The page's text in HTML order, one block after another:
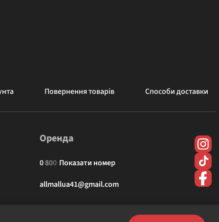
Повернення товарів Способи доставки
Оренда
0800 Показати номер
allmallua41@gmail.com